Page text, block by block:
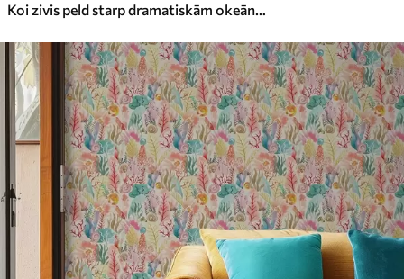
Koi zivis peld starp dramatiskām okeāna viļņiem